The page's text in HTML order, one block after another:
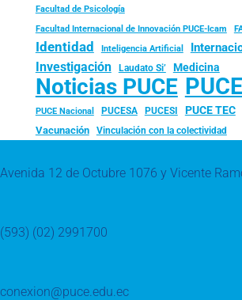
Facultad de Psicología
Facultad Internacional de Innovación PUCE-Icam
Identidad Inteligencia Artificial
Investigación Laudato Si’ Medicina
Noticias PUCE PUCE
PUCE Nacional PUCESA PUCESI PUCE TEC
Vacunación
Vinculación con la colectividad
Avenida 12 de Octubre 1076 y Vicente
(593) (02) 2991700
conexion@puce.edu.ec